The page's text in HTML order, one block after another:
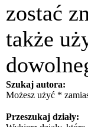
zostać
także
Szukaj autora:
Możesz użyć *
Przeszukaj działy: